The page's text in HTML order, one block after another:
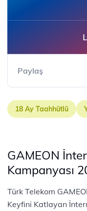
Paylaş
18 Ay Taahhütlü
GAMEON
Kampanyası
Türk Telekom
Keyfini Katlayan